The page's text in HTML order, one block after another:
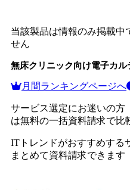
当該製品は情報のみ掲載中
せん
無床クリニック向け電子カル
月間ランキングページへ
サービス選定にお迷いの方
は無料の一括資料請求で比
ITトレンドがおすすめする
まとめて資料請求できます